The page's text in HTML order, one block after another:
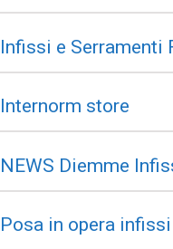
Infissi e Serramenti
Internorm store
NEWS Diemme
Posa in opera infissi